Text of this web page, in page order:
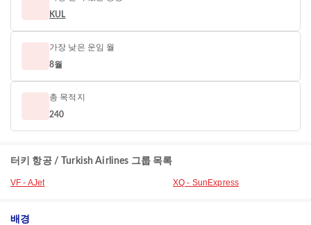
KUL
가장 낮은 운임 월
8월
총 목적지
240
터키 항공 / Turkish Airlines 그룹 목록
VF - AJet XQ - SunExpress
배경